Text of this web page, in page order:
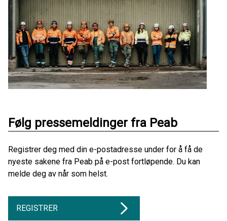
Følg pressemeldinger fra Peab
Registrer deg med din e-postadresse under for å få de
nyeste sakene fra Peab på e-post fortløpende. Du kan
melde deg av når som helst.
REGISTRER